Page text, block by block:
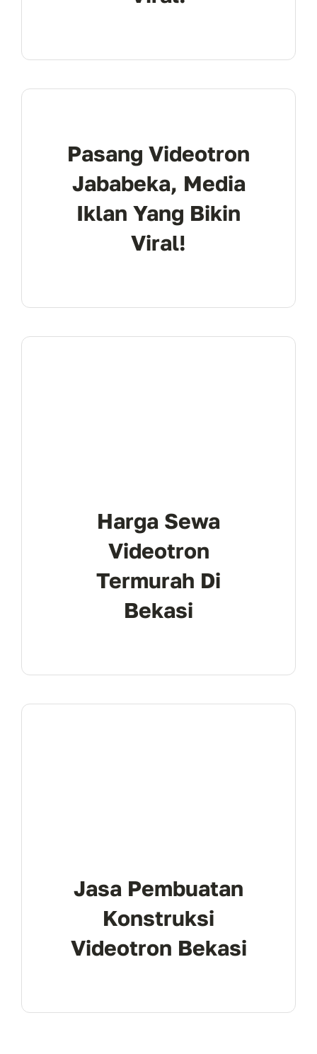
Pasang Videotron
Jababeka, Media
Iklan Yang Bikin
Viral!
Harga Sewa
Videotron
Termurah Di
Bekasi
Jasa Pembuatan
Konstruksi
Videotron Bekasi